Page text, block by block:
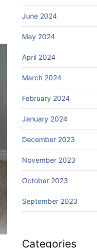
June 2024
May 2024
April 2024
March 2024
February 2024
January 2024
December 2023
November 2023
October 2023
September 2023
Categories